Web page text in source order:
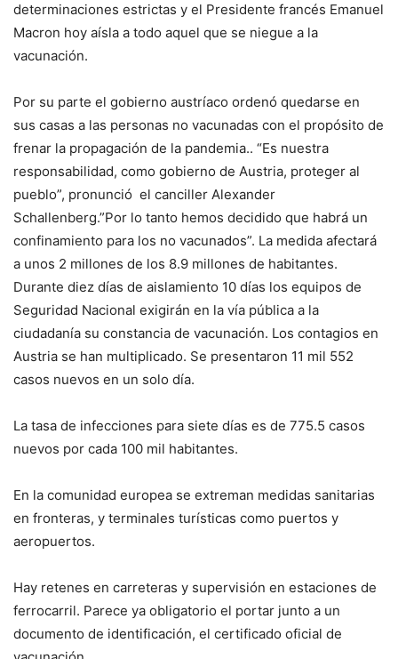
determinaciones estrictas y el Presidente francés Emanuel
Macron hoy aísla a todo aquel que se niegue a la
vacunación.
Por su parte el gobierno austríaco ordenó quedarse en
sus casas a las personas no vacunadas con el propósito de
frenar la propagación de la pandemia.. “Es nuestra
responsabilidad, como gobierno de Austria, proteger al
pueblo”, pronunció el canciller Alexander
Schallenberg.”Por lo tanto hemos decidido que habrá un
confinamiento para los no vacunados”. La medida afectará
a unos 2 millones de los 8.9 millones de habitantes.
Durante diez días de aislamiento 10 días los equipos de
Seguridad Nacional exigirán en la vía pública a la
ciudadanía su constancia de vacunación. Los contagios en
Austria se han multiplicado. Se presentaron 11 mil 552
casos nuevos en un solo día.
La tasa de infecciones para siete días es de 775.5 casos
nuevos por cada 100 mil habitantes.
En la comunidad europea se extreman medidas sanitarias
en fronteras, y terminales turísticas como puertos y
aeropuertos.
Hay retenes en carreteras y supervisión en estaciones de
ferrocarril. Parece ya obligatorio el portar junto a un
documento de identificación, el certificado oficial de